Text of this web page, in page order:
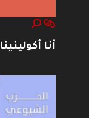
أنا أكولينينا